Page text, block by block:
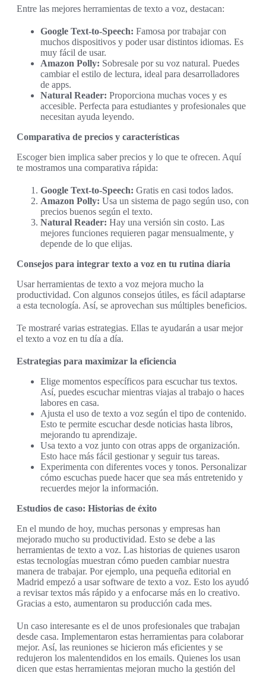
Entre las mejores herramientas de texto a voz, destacan:
Google Text-to-Speech: Famosa por trabajar con
muchos dispositivos y poder usar distintos idiomas. Es
muy fácil de usar.
Amazon Polly: Sobresale por su voz natural. Puedes
cambiar el estilo de lectura, ideal para desarrolladores
de apps.
Natural Reader: Proporciona muchas voces y es
accesible. Perfecta para estudiantes y profesionales que
necesitan ayuda leyendo.
Comparativa de precios y características
Escoger bien implica saber precios y lo que te ofrecen. Aquí
te mostramos una comparativa rápida:
Google Text-to-Speech: Gratis en casi todos lados.
Amazon Polly: Usa un sistema de pago según uso, con
precios buenos según el texto.
Natural Reader: Hay una versión sin costo. Las
mejores funciones requieren pagar mensualmente, y
depende de lo que elijas.
Consejos para integrar texto a voz en tu rutina diaria
Usar herramientas de texto a voz mejora mucho la
productividad. Con algunos consejos útiles, es fácil adaptarse
a esta tecnología. Así, se aprovechan sus múltiples beneficios.
Te mostraré varias estrategias. Ellas te ayudarán a usar mejor
el texto a voz en tu día a día.
Estrategias para maximizar la eficiencia
Elige momentos específicos para escuchar tus textos.
Así, puedes escuchar mientras viajas al trabajo o haces
labores en casa.
Ajusta el uso de texto a voz según el tipo de contenido.
Esto te permite escuchar desde noticias hasta libros,
mejorando tu aprendizaje.
Usa texto a voz junto con otras apps de organización.
Esto hace más fácil gestionar y seguir tus tareas.
Experimenta con diferentes voces y tonos. Personalizar
cómo escuchas puede hacer que sea más entretenido y
recuerdes mejor la información.
Estudios de caso: Historias de éxito
En el mundo de hoy, muchas personas y empresas han
mejorado mucho su productividad. Esto se debe a las
herramientas de texto a voz. Las historias de quienes usaron
estas tecnologías muestran cómo pueden cambiar nuestra
manera de trabajar. Por ejemplo, una pequeña editorial en
Madrid empezó a usar software de texto a voz. Esto los ayudó
a revisar textos más rápido y a enfocarse más en lo creativo.
Gracias a esto, aumentaron su producción cada mes.
Un caso interesante es el de unos profesionales que trabajan
desde casa. Implementaron estas herramientas para colaborar
mejor. Así, las reuniones se hicieron más eficientes y se
redujeron los malentendidos en los emails. Quienes los usan
dicen que estas herramientas mejoran mucho la gestión del